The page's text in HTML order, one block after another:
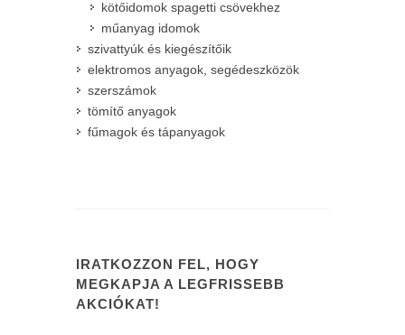
kötőidomok spagetti csövekhez
műanyag idomok
szivattyúk és kiegészítőik
elektromos anyagok, segédeszközök
szerszámok
tömítő anyagok
fűmagok és tápanyagok
IRATKOZZON FEL, HOGY
MEGKAPJA A LEGFRISSEBB
AKCIÓKAT!